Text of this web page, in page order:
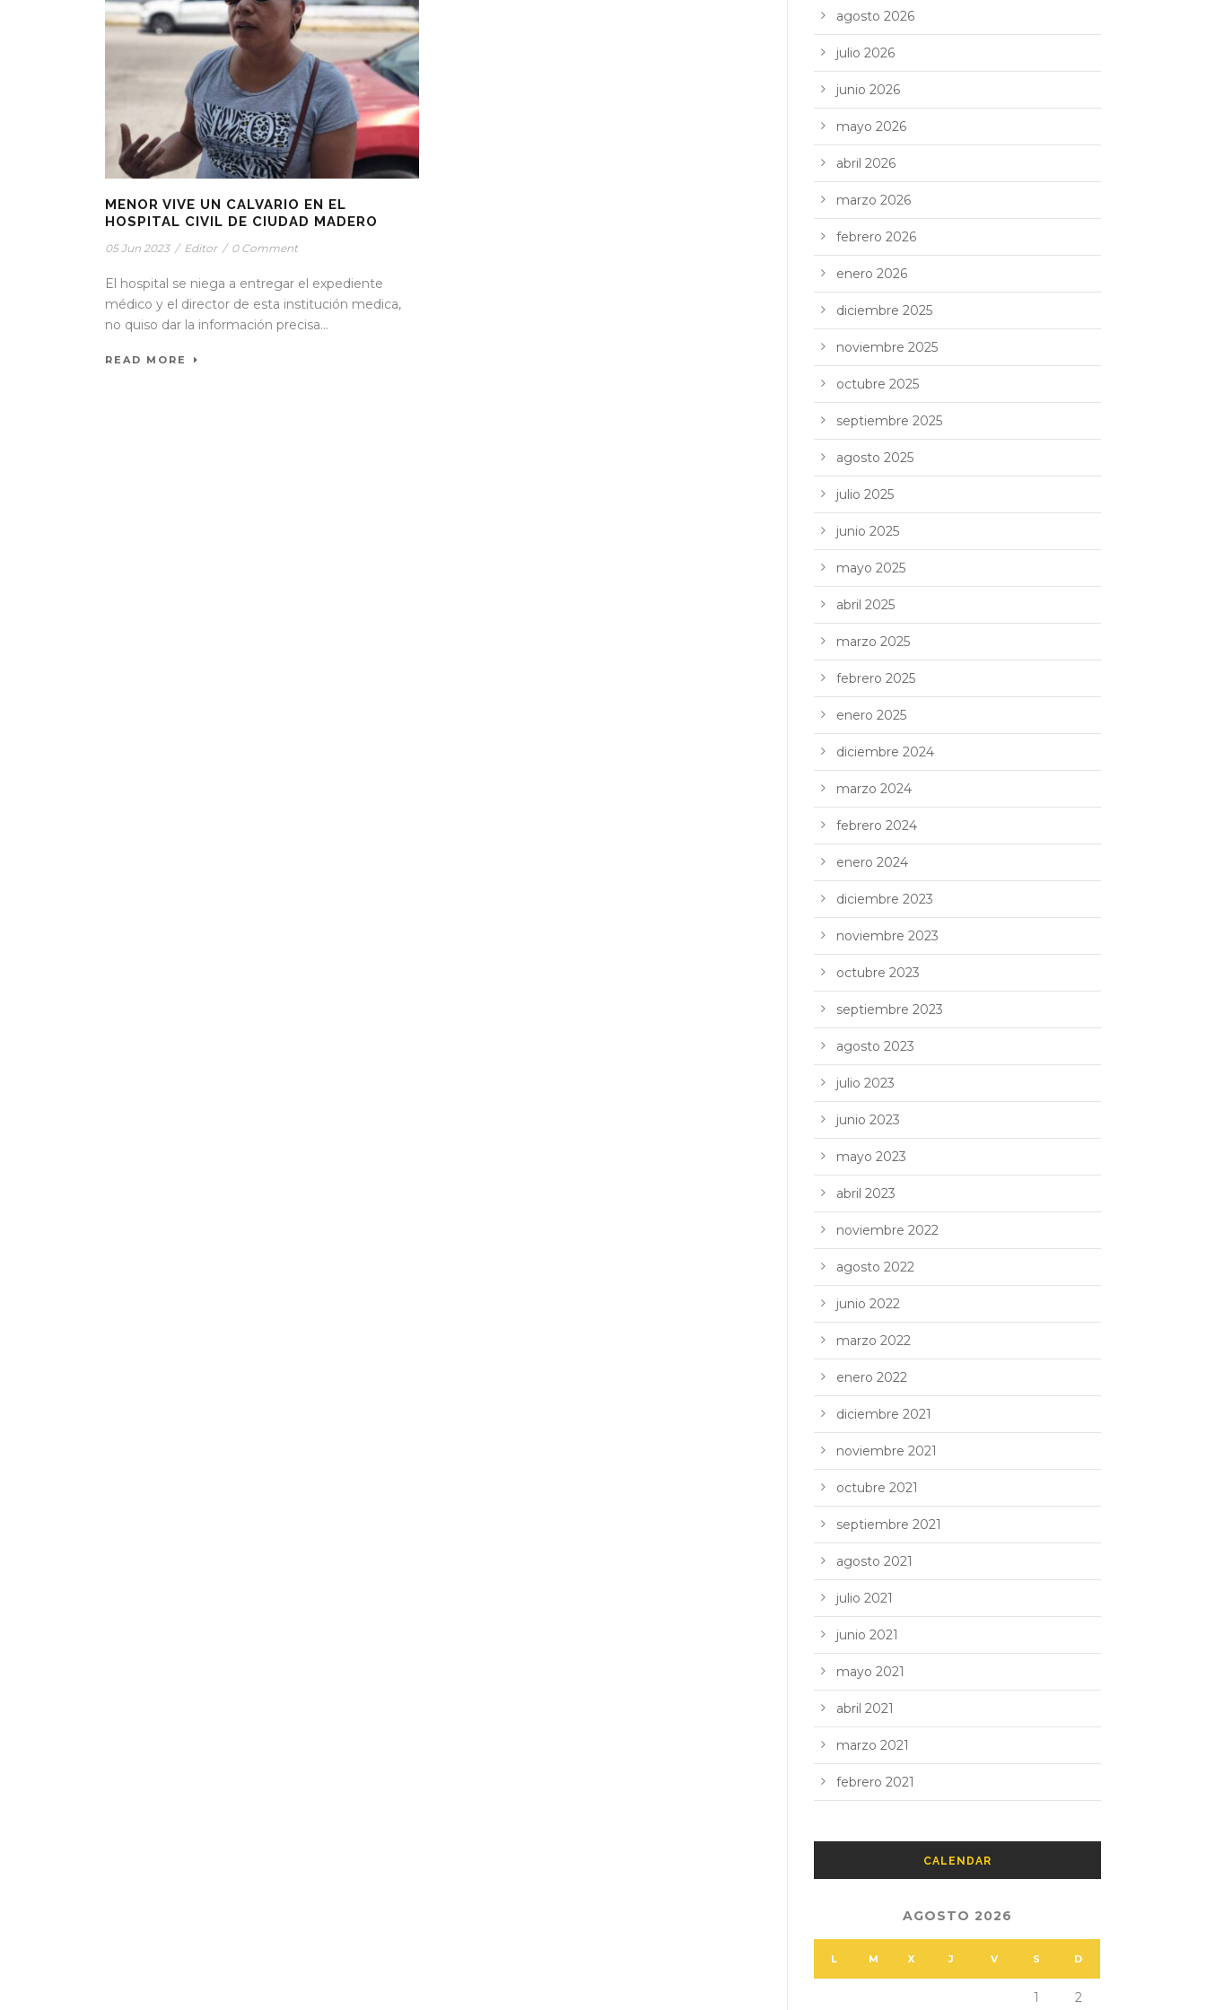
MENOR VIVE UN CALVARIO EN EL
HOSPITAL CIVIL DE CIUDAD MADERO
05 Jun 2023 / Editor / 0 Comment
El hospital se niega a entregar el expediente
médico y el director de esta institución medica,
no quiso dar la información precisa...
READ MORE
agosto 2026
julio 2026
junio 2026
mayo 2026
abril 2026
marzo 2026
febrero 2026
enero 2026
diciembre 2025
noviembre 2025
octubre 2025
septiembre 2025
agosto 2025
julio 2025
junio 2025
mayo 2025
abril 2025
marzo 2025
febrero 2025
enero 2025
diciembre 2024
marzo 2024
febrero 2024
enero 2024
diciembre 2023
noviembre 2023
octubre 2023
septiembre 2023
agosto 2023
julio 2023
junio 2023
mayo 2023
abril 2023
noviembre 2022
agosto 2022
junio 2022
marzo 2022
enero 2022
diciembre 2021
noviembre 2021
octubre 2021
septiembre 2021
agosto 2021
julio 2021
junio 2021
mayo 2021
abril 2021
marzo 2021
febrero 2021
CALENDAR
AGOSTO 2026
L M X J V S D
1 2